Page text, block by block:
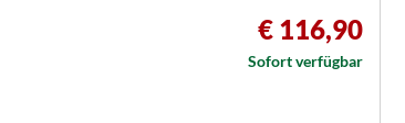
€ 116,90
Sofort verfügbar